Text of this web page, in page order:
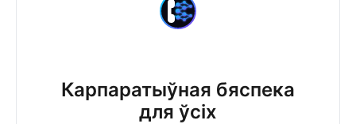
Карпаратыўная бяспека
для ўсіх